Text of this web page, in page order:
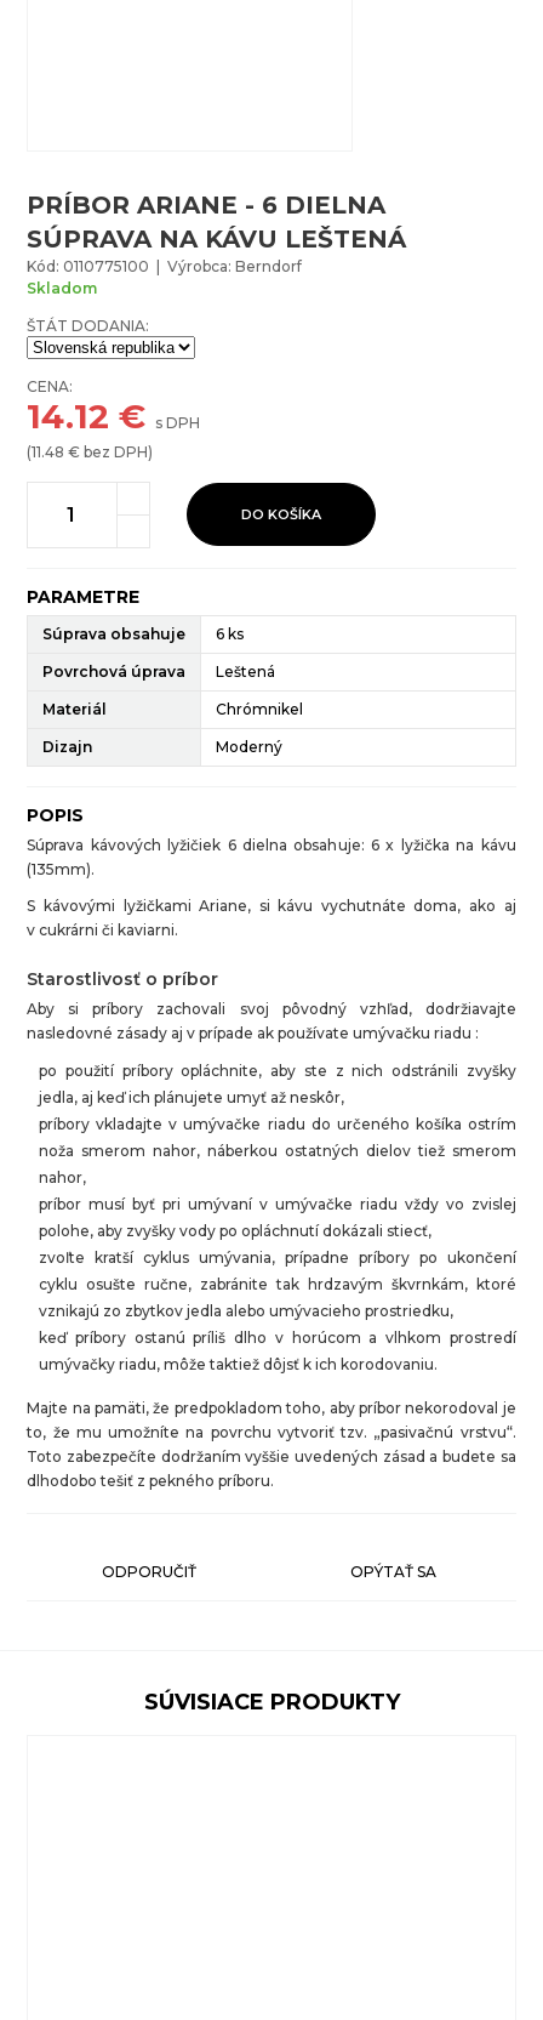
PRÍBOR ARIANE - 6 DIELNA
SÚPRAVA NA KÁVU LEŠTENÁ
Kód: 0110775100 | Výrobca: Berndorf
Skladom
ŠTÁT DODANIA:
CENA:
14.12 € s DPH
(11.48 € bez DPH)
DO KOŠÍKA
PARAMETRE
Súprava obsahuje 6 ks
Povrchová úprava Leštená
Materiál Chrómnikel
Dizajn Moderný
POPIS
Súprava kávových lyžičiek 6 dielna obsahuje: 6 x lyžička na kávu
(135mm).
S kávovými lyžičkami Ariane, si kávu vychutnáte doma, ako aj
v cukrárni či kaviarni.
Starostlivosť o príbor
Aby si príbory zachovali svoj pôvodný vzhľad, dodržiavajte
nasledovné zásady aj v prípade ak používate umývačku riadu :
po použití príbory opláchnite, aby ste z nich odstránili zvyšky
jedla, aj keď ich plánujete umyť až neskôr,
príbory vkladajte v umývačke riadu do určeného košíka ostrím
noža smerom nahor, náberkou ostatných dielov tiež smerom
nahor,
príbor musí byť pri umývaní v umývačke riadu vždy vo zvislej
polohe, aby zvyšky vody po opláchnutí dokázali stiecť,
zvoľte kratší cyklus umývania, prípadne príbory po ukončení
cyklu osušte ručne, zabránite tak hrdzavým škvrnkám, ktoré
vznikajú zo zbytkov jedla alebo umývacieho prostriedku,
keď príbory ostanú príliš dlho v horúcom a vlhkom prostredí
umývačky riadu, môže taktiež dôjsť k ich korodovaniu.
Majte na pamäti, že predpokladom toho, aby príbor nekorodoval je
to, že mu umožníte na povrchu vytvoriť tzv. „pasivačnú vrstvu“.
Toto zabezpečíte dodržaním vyššie uvedených zásad a budete sa
dlhodobo tešiť z pekného príboru.
ODPORUČIŤ OPÝTAŤ SA
SÚVISIACE PRODUKTY